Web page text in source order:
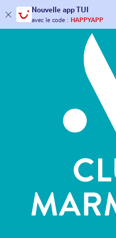
Nouvelle app TUI
30€ offerts*sur votrevoyage !
avec le code :HAPPYAPP
Hôtels & Clubs